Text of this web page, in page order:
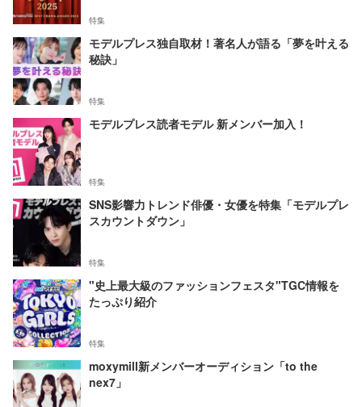
特集
モデルプレス独自取材！著名人が語る「夢を叶える
秘訣」
特集
モデルプレス読者モデル 新メンバー加入！
特集
SNS影響力トレンド俳優・女優を特集「モデルプレ
スカウントダウン」
特集
"史上最大級のファッションフェスタ"TGC情報を
たっぷり紹介
特集
moxymill新メンバーオーディション「to the
nex7」